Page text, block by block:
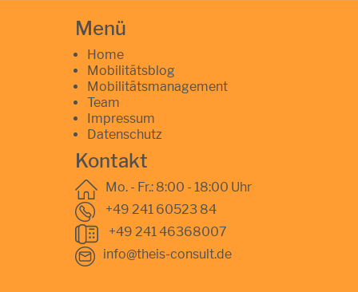
Menü
Home
Mobilitätsblog
Mobilitätsmanagement
Team
Impressum
Datenschutz
Kontakt
Mo. - Fr.: 8:00 - 18:00 Uhr
+49 241 60523 84
+49 241 46368007
info@theis-consult.de